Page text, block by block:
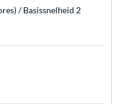
/ Basissnelheid 2